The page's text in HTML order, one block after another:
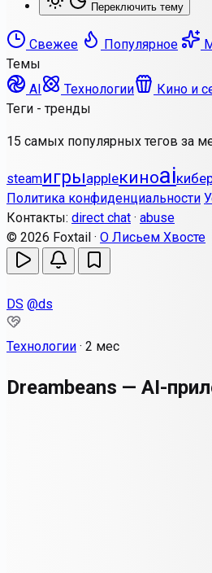
Переключить тему
Свежее Популярное
Темы
AI
Технологии Кино и
Теги - тренды
15 самых популярных тегов за
steamигрыappleкиноai
Политика конфиденциальности
Контакты: direct chat · abuse
© 2026 Foxtail · О Лисьем Хвосте
DS @ds
Технологии · 2 мес
Dreambeans — AI-